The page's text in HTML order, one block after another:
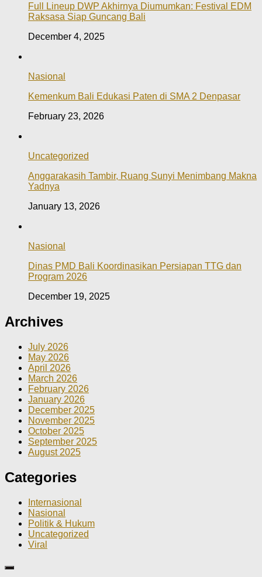
Full Lineup DWP Akhirnya Diumumkan: Festival EDM
Raksasa Siap Guncang Bali
December 4, 2025
Nasional
Kemenkum Bali Edukasi Paten di SMA 2 Denpasar
February 23, 2026
Uncategorized
Anggarakasih Tambir, Ruang Sunyi Menimbang Makna
Yadnya
January 13, 2026
Nasional
Dinas PMD Bali Koordinasikan Persiapan TTG dan
Program 2026
December 19, 2025
Archives
July 2026
May 2026
April 2026
March 2026
February 2026
January 2026
December 2025
November 2025
October 2025
September 2025
August 2025
Categories
Internasional
Nasional
Politik & Hukum
Uncategorized
Viral